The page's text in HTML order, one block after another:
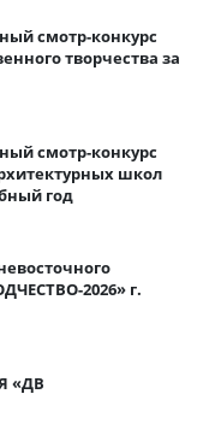
смотр-конкурс
творчества за
смотр-конкурс
школ
год
2026» г.
«ДВ